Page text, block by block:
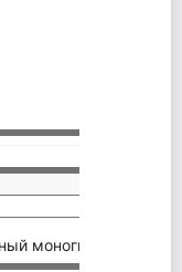
моногидрат